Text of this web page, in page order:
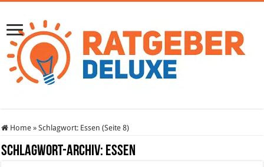
Home » Schlagwort: Essen (Seite 8)
Schlagwort-Archiv: Essen